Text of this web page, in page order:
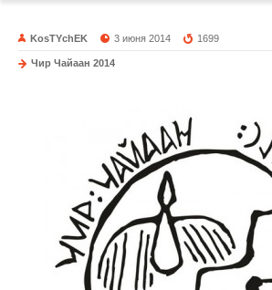
KosTYchEK 3 июня 2014 1699
Чир Чайаан 2014